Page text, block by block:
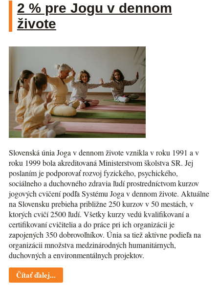
2 % pre Jogu v dennom
živote
Slovenská únia Joga v dennom živote vznikla v roku 1991 a v
roku 1999 bola akreditovaná Ministerstvom školstva SR. Jej
poslaním je podporovať rozvoj fyzického, psychického,
sociálneho a duchovného zdravia ľudí prostredníctvom kurzov
jogových cvičení podľa Systému Joga v dennom živote. Aktuálne
na Slovensku prebieha približne 250 kurzov v 50 mestách, v
ktorých cvičí 2500 ľudí. Všetky kurzy vedú kvalifikovaní a
certifikovaní cvičitelia a do práce pri ich organizácii je
zapojených 350 dobrovoľníkov. Únia sa tiež aktívne podieľa na
organizácii množstva medzinárodných humanitárnych,
duchovných a environmentálnych projektov.
Čítať ďalej...